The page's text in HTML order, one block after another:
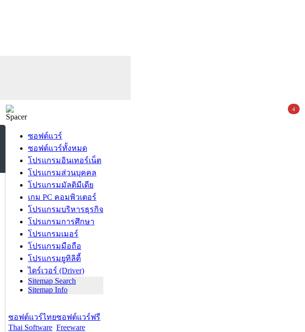
ซอฟต์แวร์
ซอฟต์แวร์ทั้งหมด
โปรแกรมอินเทอร์เน็ต
โปรแกรมส่วนบุคคล
โปรแกรมมัลติมีเดีย
เกม PC คอมพิวเตอร์
โปรแกรมบริหารธุรกิจ
โปรแกรมการศึกษา
โปรแกรมเมอร์
โปรแกรมมือถือ
โปรแกรมยูทิลิตี้
ไดร์เวอร์ (Driver)
Sitemap Search
Sitemap Info
ซอฟต์แวร์ไทย
Thai Software
ซอฟต์แวร์ฟรี
Freeware
4